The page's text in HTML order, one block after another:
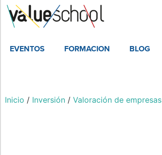
EVENTOS FORMACION BLOG
Inicio / Inversión / Valoración de empresas